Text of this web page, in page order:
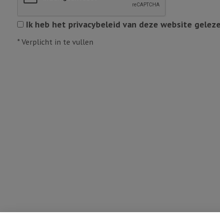
Ik heb het privacybeleid van deze website
* Verplicht in te vullen